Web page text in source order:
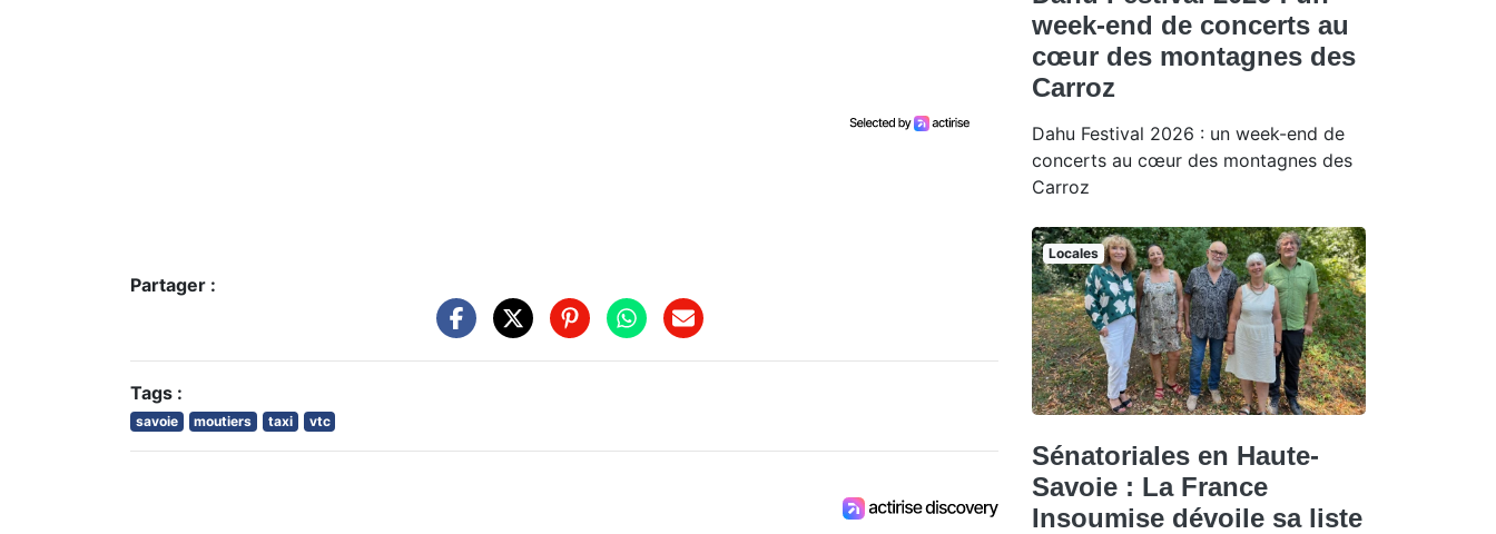
Partager :
Tags :
savoie moutiers taxi vtc
week-end de concerts au
cœur des montagnes des
Carroz
Dahu Festival 2026 : un week-end de
concerts au cœur des montagnes des
Carroz
Locales
Sénatoriales en Haute-
Savoie : La France
Insoumise dévoile sa liste